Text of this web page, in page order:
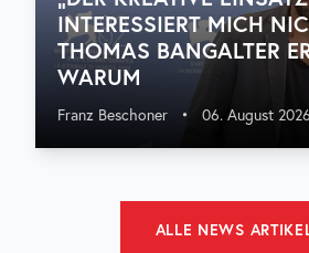
INTERESSIERT MICH
THOMAS BANGALTER
WARUM
Franz Beschoner • 06. August 2026
ALLE NEWS